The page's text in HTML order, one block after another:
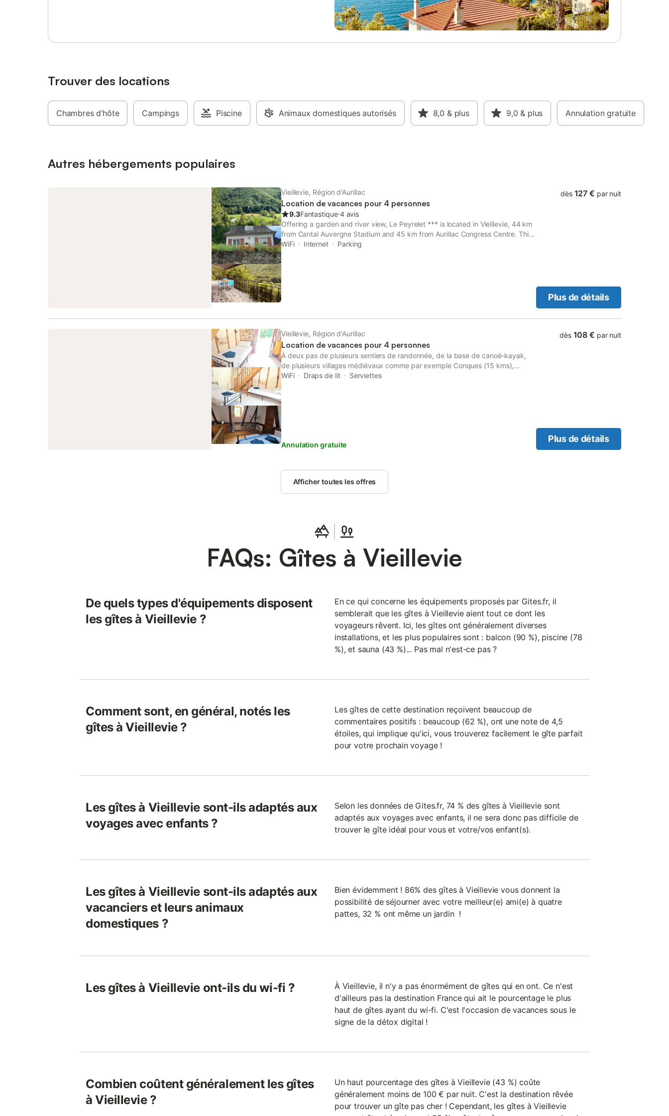
et Estaing; beaux châteaux et cités du
attrayantes de Rodez et Aurillac. La région
immédiate est un centre reconnu pour la
marche et le canoë. Quelques
promenades conduire directement à partir
Trouver des locations
Chambres d’hôte Campings Piscine Animaux domestiques autorisés 8,0 & plus 9,0 & plus Annulation gratuite
Autres hébergements populaires
Vieillevie, Région d'Aurillac
Location de vacances pour 4 personnes
9.3Fantastique⋅4 avis
Offering a garden and river view, Le Peyrelet *** is located in Vieillevie, 44 km
from Cantal Auvergne Stadium and 45 km from Aurillac Congress Centre. This
property offers access to a terrace, free private parking and free WiFi.
WiFi Internet Parking
dès 127 € par nuit
Plus de détails
Vieillevie, Région d'Aurillac
Location de vacances pour 4 personnes
À deux pas de plusieurs sentiers de randonnée, de la base de canoë-kayak,
de plusieurs villages médiévaux comme par exemple Conques (15 kms),
Entraygues sur truyère (18 kms), Estaing (30 kms), de lacs et bien d’autres
WiFi Draps de lit Serviettes
Annulation gratuite
dès 108 € par nuit
Plus de détails
Afficher toutes les offres
FAQs: Gîtes à Vieillevie
De quels types d'équipements disposent
les gîtes à Vieillevie ?
En ce qui concerne les équipements proposés par Gites.fr, il
semblerait que les gîtes à Vieillevie aient tout ce dont les
voyageurs rêvent. Ici, les gîtes ont généralement diverses
installations, et les plus populaires sont : balcon (90 %), piscine (78
%), et sauna (43 %)... Pas mal n'est-ce pas ?
Comment sont, en général, notés les
gîtes à Vieillevie ?
Les gîtes de cette destination reçoivent beaucoup de
commentaires positifs : beaucoup (62 %), ont une note de 4,5
étoiles, qui implique qu'ici, vous trouverez facilement le gîte parfait
pour votre prochain voyage !
Les gîtes à Vieillevie sont-ils adaptés aux
voyages avec enfants ?
Selon les données de Gites.fr, 74 % des gîtes à Vieillevie sont
adaptés aux voyages avec enfants, il ne sera donc pas difficile de
trouver le gîte idéal pour vous et votre/vos enfant(s).
Les gîtes à Vieillevie sont-ils adaptés aux
vacanciers et leurs animaux
domestiques ?
Bien évidemment ! 86% des gîtes à Vieillevie vous donnent la
possibilité de séjourner avec votre meilleur(e) ami(e) à quatre
pattes, 32 % ont même un jardin !
Les gîtes à Vieillevie ont-ils du wi-fi ?
À Vieillevie, il n'y a pas énormément de gîtes qui en ont. Ce n'est
d'ailleurs pas la destination France qui ait le pourcentage le plus
haut de gîtes ayant du wi-fi. C'est l'occasion de vacances sous le
signe de la détox digital !
Combien coûtent généralement les gîtes
à Vieillevie ?
Un haut pourcentage des gîtes à Vieillevie (43 %) coûte
généralement moins de 100 € par nuit. C'est la destination rêvée
pour trouver un gîte pas cher ! Cependant, les gîtes à Vieillevie